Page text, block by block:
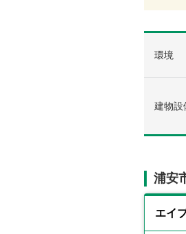
環境
建物設
浦安
エイ